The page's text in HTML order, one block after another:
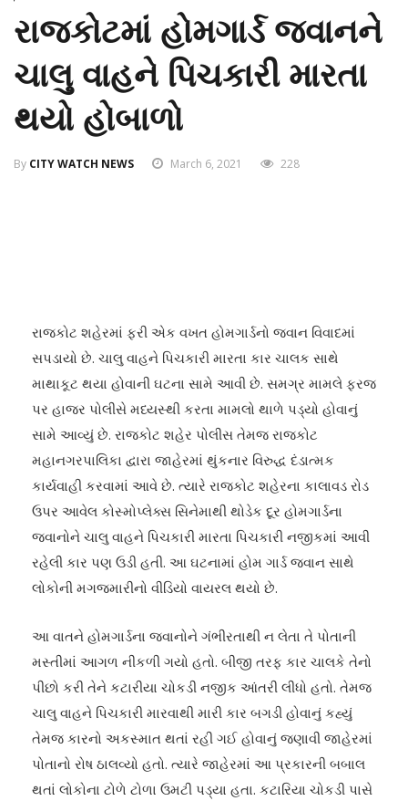
રાજકોટમાં હોમગાર્ડ જવાનને
ચાલુ વાહને પિચકારી મારતા
થયો હોબાળો
By CITY WATCH NEWS March 6, 2021 228
રાજકોટ શહેરમાં ફરી એક વખત હોમગાર્ડનો જવાન વિવાદમાં
સપડાયો છે. ચાલુ વાહને પિચકારી મારતા કાર ચાલક સાથે
માથાકૂટ થયા હોવાની ઘટના સામે આવી છે. સમગ્ર મામલે ફરજ
પર હાજર પોલીસે મધ્યસ્થી કરતા મામલો થાળે પડ્યો હોવાનું
સામે આવ્યું છે. રાજકોટ શહેર પોલીસ તેમજ રાજકોટ
મહાનગરપાલિકા દ્વારા જાહેરમાં થુંકનાર વિરુદ્ધ દંડાત્મક
કાર્યવાહી કરવામાં આવે છે. ત્યારે રાજકોટ શહેરના કાલાવડ રોડ
ઉપર આવેલ કોસ્મોપ્લેક્સ સિનેમાથી થોડેક દૂર હોમગાર્ડના
જવાનોને ચાલુ વાહને પિચકારી મારતા પિચકારી નજીકમાં આવી
રહેલી કાર પણ ઉડી હતી. આ ઘટનામાં હોમ ગાર્ડ જવાન સાથે
લોકોની મગજમારીનો વીડિયો વાયરલ થયો છે.
આ વાતને હોમગાર્ડના જવાનોને ગંભીરતાથી ન લેતા તે પોતાની
મસ્તીમાં આગળ નીકળી ગયો હતો. બીજી તરફ કાર ચાલકે તેનો
પીછો કરી તેને કટારીયા ચોકડી નજીક આંતરી લીધો હતો. તેમજ
ચાલુ વાહને પિચકારી મારવાથી મારી કાર બગડી હોવાનું કહ્યું
તેમજ કારનો અકસ્માત થતાં રહી ગઈ હોવાનું જણાવી જાહેરમાં
પોતાનો રોષ ઠાલવ્યો હતો. ત્યારે જાહેરમાં આ પ્રકારની બબાલ
થતાં લોકોના ટોળે ટોળા ઉમટી પડ્યા હતા. કટારિયા ચોકડી પાસે